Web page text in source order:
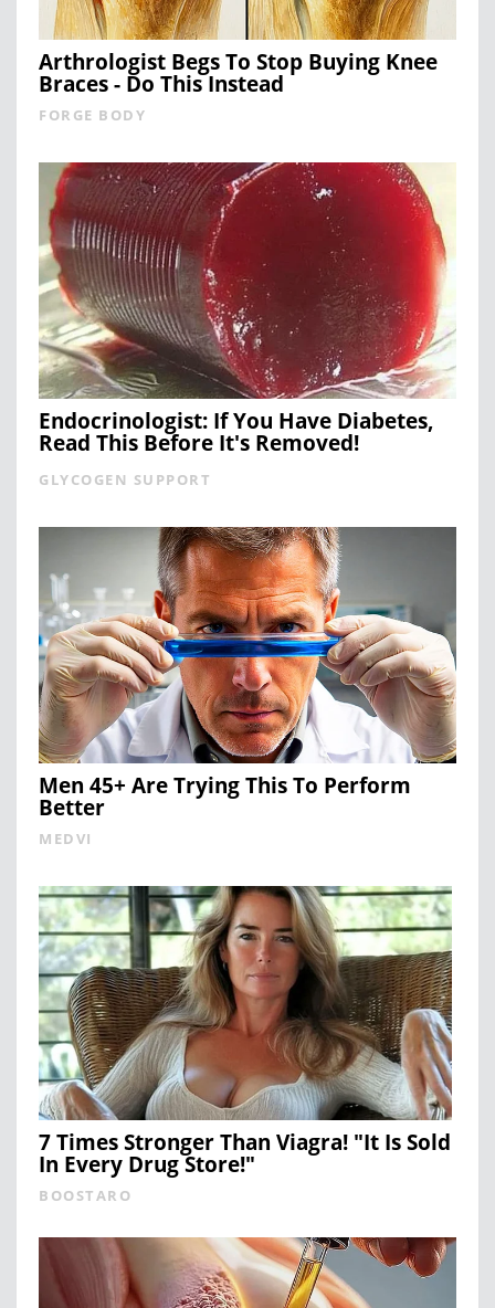
Arthrologist Begs To Stop Buying Knee
Braces - Do This Instead
FORGE BODY
Endocrinologist: If You Have Diabetes,
Read This Before It's Removed!
GLYCOGEN SUPPORT
Men 45+ Are Trying This To Perform
Better
MEDVI
7 Times Stronger Than Viagra! "It Is Sold
In Every Drug Store!"
BOOSTARO